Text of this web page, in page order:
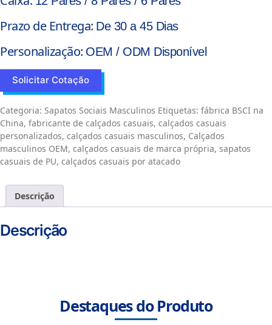
Prazo de Entrega: De 30 a 45 Dias
Personalização: OEM / ODM Disponível
Solicitar Cotação
Categoria: Sapatos Sociais Masculinos Etiquetas: fábrica BSCI na
China, fabricante de calçados casuais, calçados casuais
personalizados, calçados casuais masculinos, Calçados
masculinos OEM, calçados casuais de marca própria, sapatos
casuais de PU, calçados casuais por atacado
Descrição
Descrição
Destaques do Produto